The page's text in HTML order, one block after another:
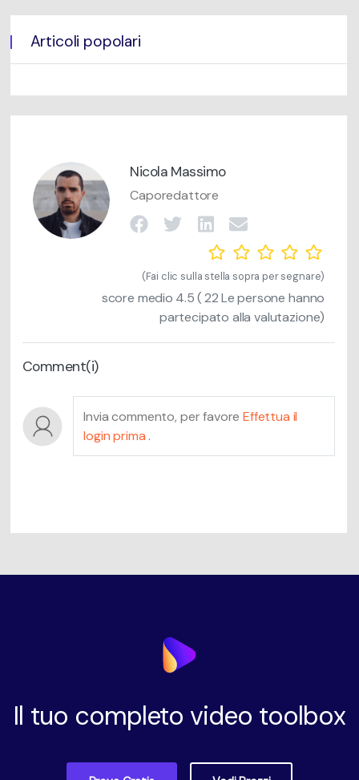
Articoli popolari
Nicola Massimo
Caporedattore
(Fai clic sulla stella sopra per segnare)
score medio 4.5(22Le persone hanno
partecipato alla valutazione)
Comment(i)
Invia commento, per favore Effettua il
login prima .
Il tuo completo video toolbox